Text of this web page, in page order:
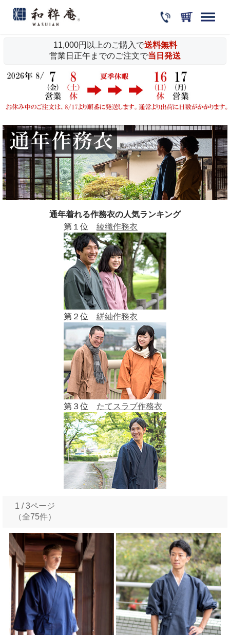
11,000円以上のご購入で送料無料
営業日正午までのご注文で当日発送
通年着れる作務衣の人気ランキング
第１位 綾織作務衣
第２位 絣紬作務衣
第３位 たてスラブ作務衣
1 / 3ページ
（全75件）